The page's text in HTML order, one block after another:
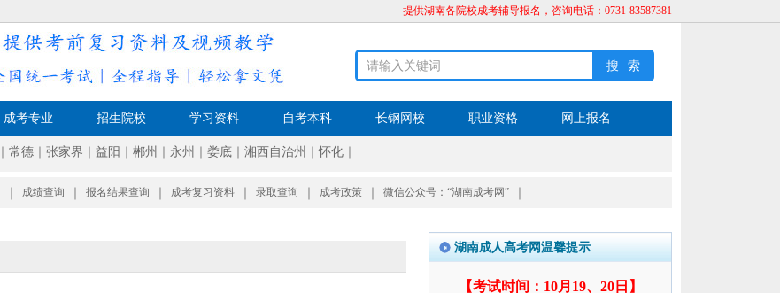
提供湖南各院校成考辅导报名，咨询电话：0731-83587381
成考专业 招生院校 学习资料 自考本科 长钢网校 职业资格 网上报名
常德 张家界 益阳 郴州 永州 娄底 湘西自治州 ｜怀化
成绩查询 报名结果查询 成考复习资料 录取查询 成考政策 微信公众号：“湖南成考网”
湖南成人高考网温馨提示
【考试时间：10月19、20日】